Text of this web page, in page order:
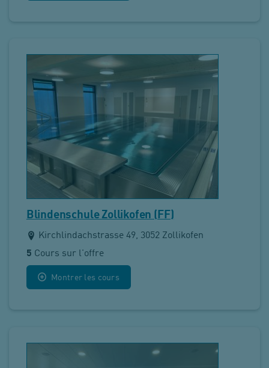
Blindenschule Zollikofen (FF)
Kirchlindachstrasse 49, 3052 Zollikofen
5 Cours sur l'offre
Montrer les cours